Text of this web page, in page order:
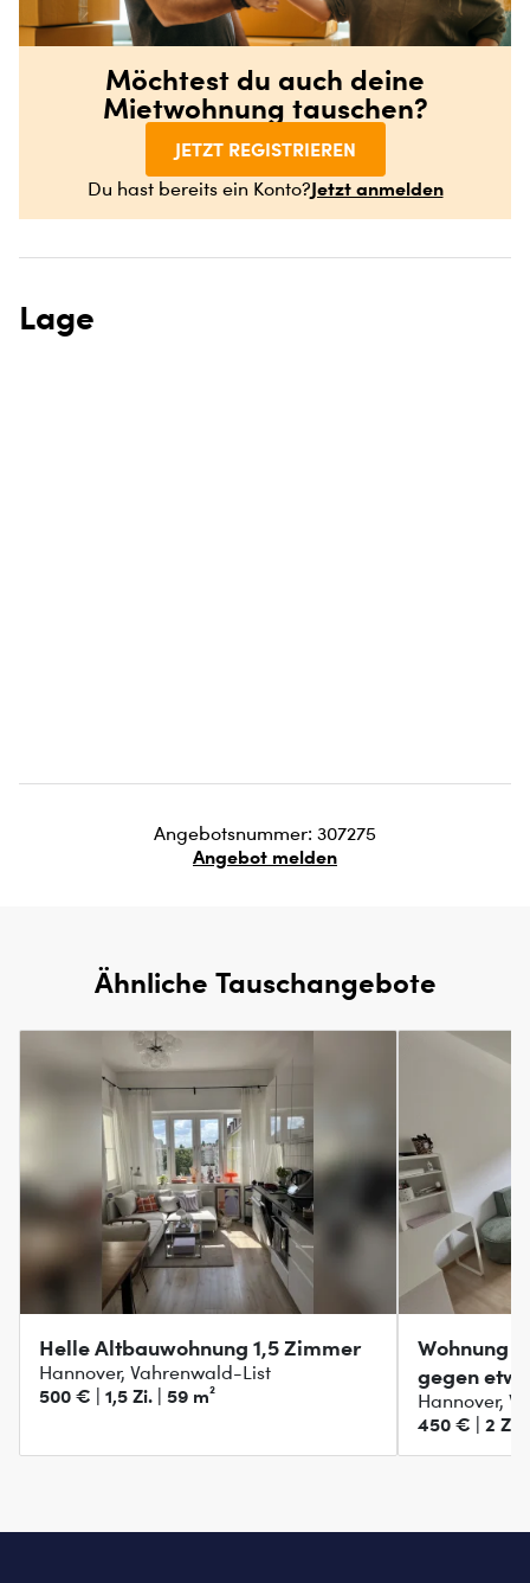
Möchtest du auch deine
Mietwohnung tauschen?
JETZT REGISTRIEREN
Du hast bereits ein Konto?Jetzt anmelden
Lage
Angebotsnummer: 307275
Angebot melden
Ähnliche Tauschangebote
Helle Altbauwohnung 1,5 Zimmer
Hannover, Vahrenwald-List
500 € | 1,5 Zi. | 59 m²
Wohnung
gegen
Hannover,
450 € | 2 Zi.